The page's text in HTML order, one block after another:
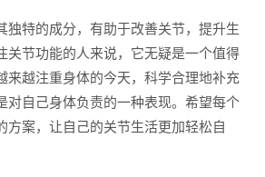
独特的成分，有助于改善关节，提升生
关节功能的人来说，它无疑是一个值得
来越注重身体的今天，科学合理地补充
对自己身体负责的一种表现。希望每个
方案，让自己的关节生活更加轻松自